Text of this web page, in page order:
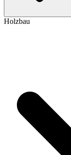
Holzbau